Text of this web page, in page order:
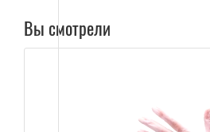
Вы смотрели